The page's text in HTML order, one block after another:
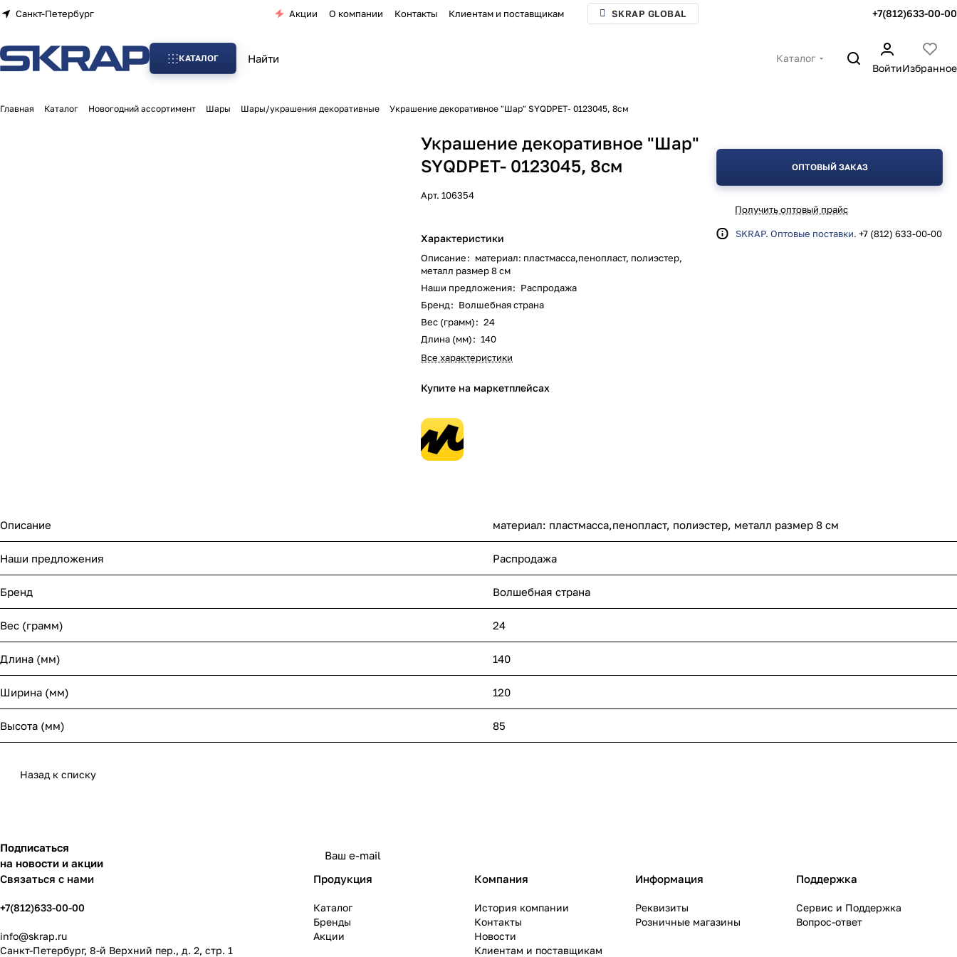
Санкт-Петербург Акции О компании Контакты Клиентам и поставщикам SKRAP GLOBAL +7(812)633-00-00
КАТАЛОГ
Каталог
ВойтиИзбранное
Главная Каталог Новогодний ассортимент Шары Шары/украшения декоративные Украшение декоративное "Шар" SYQDPET- 0123045, 8см
Украшение декоративное "Шар"
SYQDPET- 0123045, 8см
Арт.106354
Характеристики
Описание: материал: пластмасса,пенопласт, полиэстер,
металл размер 8 см
Наши предложения: Распродажа
Бренд: Волшебная страна
Вес (грамм): 24
Длина (мм): 140
Все характеристики
Купите на маркетплейсах
ОПТОВЫЙ ЗАКАЗ
Получить оптовый прайс
SKRAP. Оптовые поставки. +7 (812) 633-00-00
Описание материал: пластмасса,пенопласт, полиэстер, металл размер 8 см
Наши предложения Распродажа
Бренд Волшебная страна
Вес (грамм) 24
Длина (мм) 140
Ширина (мм) 120
Высота (мм) 85
Назад к списку
Подписаться
на новости и акции
Связаться с нами
+7(812)633-00-00
info@skrap.ru
Санкт-Петербург, 8-й Верхний пер., д. 2, стр. 1
Продукция
Каталог
Бренды
Акции
Компания
История компании
Контакты
Новости
Клиентам и поставщикам
Информация
Реквизиты
Розничные магазины
Поддержка
Сервис и Поддержка
Вопрос-ответ